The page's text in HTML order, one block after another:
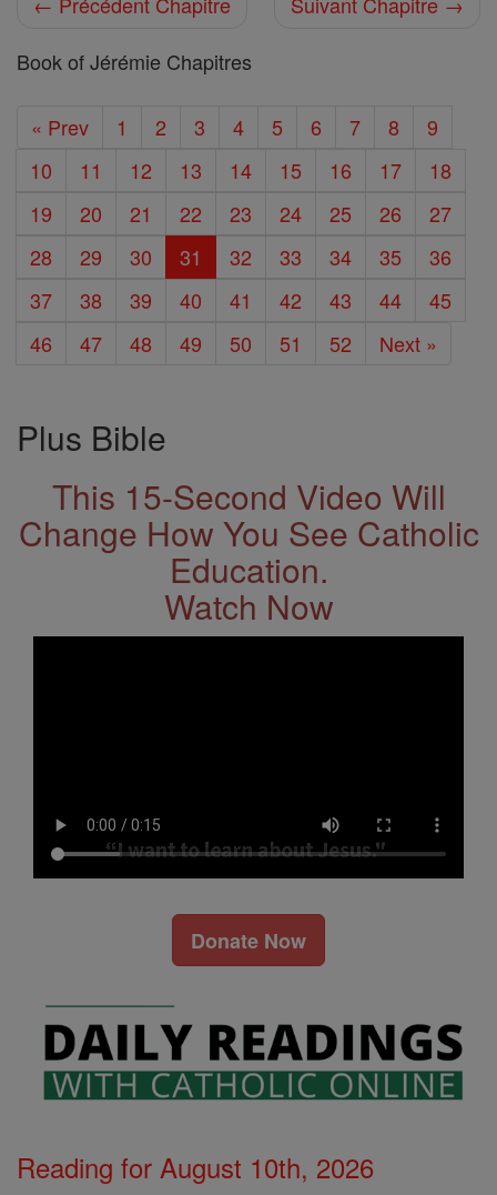
Book of Jérémie Chapitres
« Prev 1 2 3 4 5 6 7 8
9
10
11 12 13 14 15 16 17
18
19
20 21 22 23 24 25 26
27
28
29 30 31 32 33 34 35
36
37
38 39 40 41 42 43 44
45
46
47 48 49 50 51 52 Next »
Plus Bible
This 15-Second Video Will
Change How You See Catholic
Education.
Watch Now
Donate Now
Reading for August 10th, 2026